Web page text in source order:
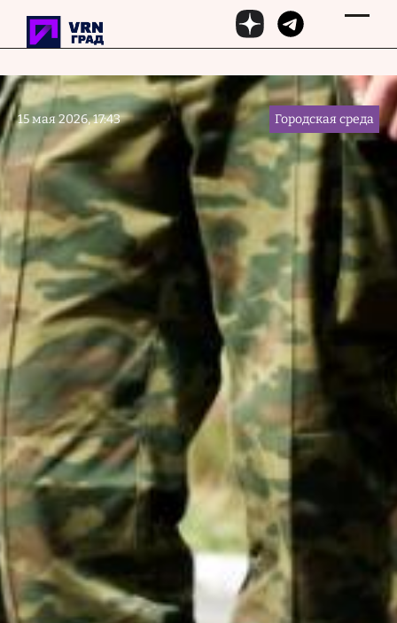
Перейти к основному содержанию
15 мая 2026, 17:43 Городская среда